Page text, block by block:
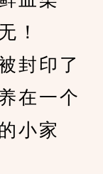
！
封印了
在一个
小家